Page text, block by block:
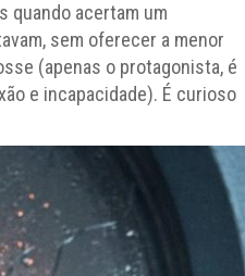
quando acertam um
sem oferecer a menor
(apenas o protagonista, é
e incapacidade). É curioso